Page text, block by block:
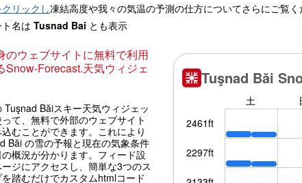
リックし凍結高度や我々の気温の予測の仕方についてさらにご覧く
名は Tusnad Bai とも表示
のウェブサイトに無料で利用
Snow-Forecast.天気ウィジェ
Tuşnad Băiスキー天気ウィジェッ
て、無料で外部のウェブサイト
むことができます。これにより
Băi の雪の予報と現在の気象条件
概況が分かります。フィード設
ジにアクセスし、簡単な3つのス
踏むだけでカスタムhtmlコード